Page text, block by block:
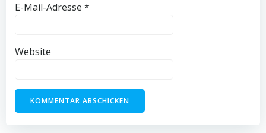
E-Mail-Adresse *
Website